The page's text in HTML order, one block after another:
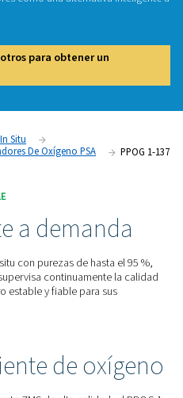
de oxígeno fiable
como una
nosotros para obtener un